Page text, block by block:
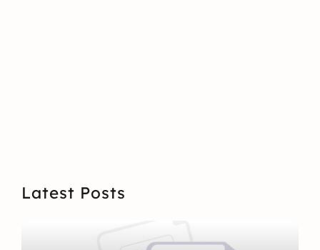
Latest Posts